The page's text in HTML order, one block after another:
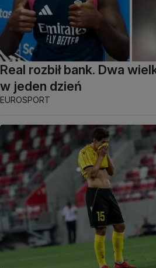
Real rozbił bank. Dwa
w jeden dzień
EUROSPORT